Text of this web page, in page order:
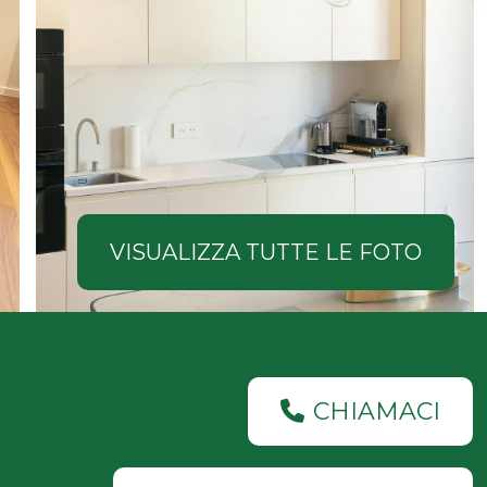
VISUALIZZA TUTTE LE FOTO
CHIAMACI